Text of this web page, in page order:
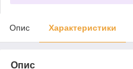
Опис Характеристики
Опис